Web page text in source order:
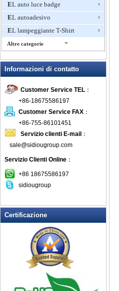
EL auto luce badge
EL autoadesivo
EL lampeggiante T-Shirt
Altre categorie
Up novità
Glow Bracciali
Glow Sticks
Ice Bucket LED
Lampeggiante Anello
Lampeggiante boccali di birra
Lampeggiante Collana
Lampeggiante doccia rubinetto
Lampeggiante Fan Mini
Lampeggiante Frisbee
Lampeggiante Opener Vino
lampeggiante orologio
Lampeggiante Pin magnetico
Lampeggiante Posacenere
Lampeggiante T-shirt
LED lampeggiante Balls
Informazioni di contatto
Customer Service TEL ：
+86-18675586197
Customer Service FAX ：
+86-755-86101451
Servizio clienti E-mail ：
sale@sidiougroup.com
Servizio Clienti Online ：
+86 18675586197
sidiougroup
Certificazione